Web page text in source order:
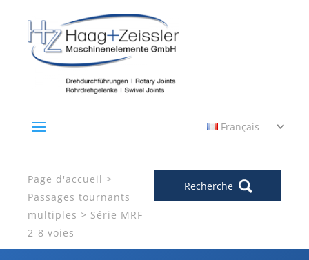
Français
Page d'accueil
Passages tournants
multiples
Série MRF
2-8 voies
Recherche